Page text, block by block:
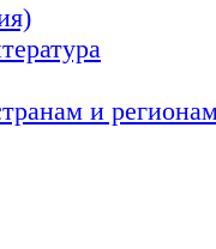
и